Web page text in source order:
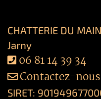
CHATTERIE DU
Jarny
06 81 14 39 34
Contactez-nous
SIRET: